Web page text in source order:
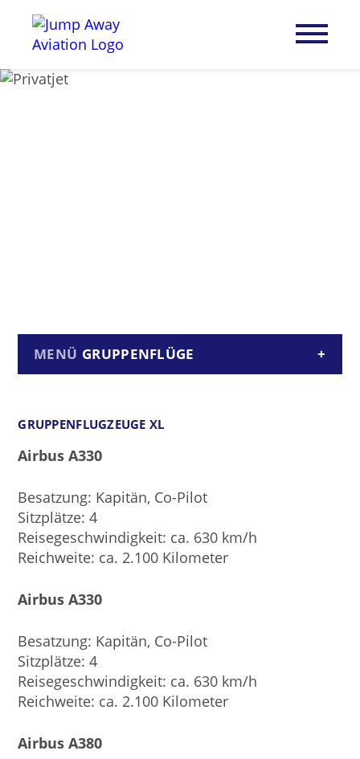
GRUPPENFLÜGE
GRUPPENFLUGZEUGE XL
Airbus A330
Besatzung: Kapitän, Co-Pilot
Sitzplätze: 4
Reisegeschwindigkeit: ca. 630 km/h
Reichweite: ca. 2.100 Kilometer
Airbus A330
Besatzung: Kapitän, Co-Pilot
Sitzplätze: 4
Reisegeschwindigkeit: ca. 630 km/h
Reichweite: ca. 2.100 Kilometer
Airbus A380